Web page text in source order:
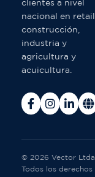
clientes a nivel
nacional en retail,
construcción,
industria y
agricultura y
acuicultura.
© 2026 Vector Ltda.
Todos los derechos